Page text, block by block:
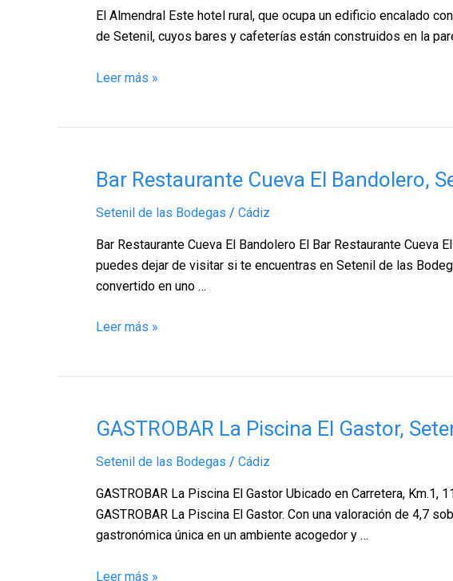
El Almendral Este hotel rural, que ocupa un edificio encalado
de Setenil, cuyos bares y cafeterías están construidos en la
de
las
–Leer más »
Bar Restaurante Cueva El Bandolero,
Setenil de las Bodegas / Cádiz
Bar Restaurante Cueva El Bandolero El Bar Restaurante
puedes dejar de visitar si te encuentras en Setenil de las
convertido en uno …
Bar
Cueva
El
Bandolero,
las
Leer más »
GASTROBAR La Piscina El Gastor,
Setenil de las Bodegas / Cádiz
GASTROBAR La Piscina El Gastor Ubicado en Carretera,
GASTROBAR La Piscina El Gastor. Con una valoración de 4,7
gastronómica única en un ambiente acogedor y …
GASTROBAR
Piscina
El
Gastor,
Setenil
las
Leer más »